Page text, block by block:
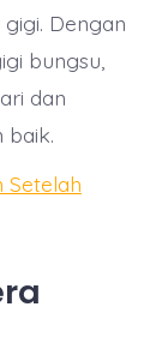
Dengan
bungsu,
dan
baik.
Setelah